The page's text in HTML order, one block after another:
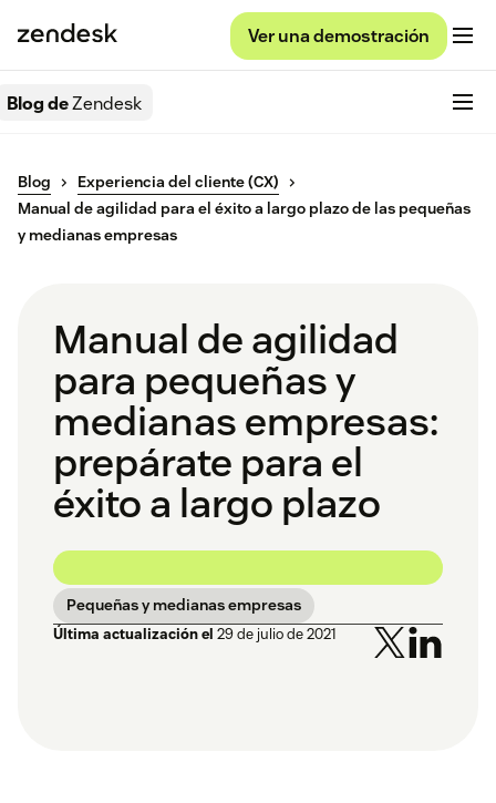
Ver una demostración
Blog deZendesk
Blog
Experiencia del cliente (CX)
Manual de agilidad para el éxito a largo plazo de las pequeñas
y medianas empresas
Manual de agilidad
para pequeñas y
medianas empresas:
prepárate para el
éxito a largo plazo
Pequeñas y medianas empresas
Última actualización el 29 de julio de 2021